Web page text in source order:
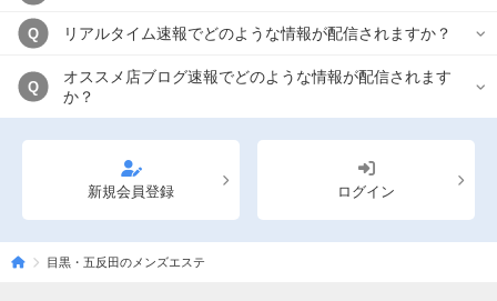
スタッフ指名可 Ｗセラピスト
駅から徒歩5分以内
Q リアルタイム速報でどのような情報が配信されますか？
Q
オススメ店ブログ速報でどのような情報が配信されます
か？
新規会員登録 ログイン
目黒・五反田のメンズエステ